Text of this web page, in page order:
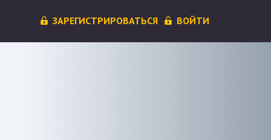
ЗАРЕГИСТРИРОВАТЬСЯ ВОЙТИ